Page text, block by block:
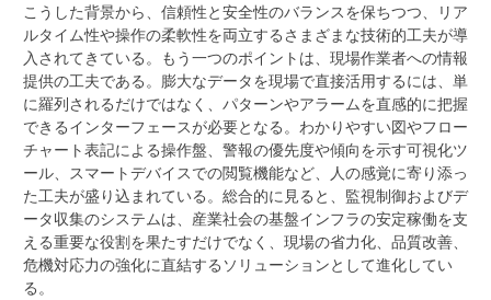
こうした背景から、信頼性と安全性のバランスを保ちつつ、リア
ルタイム性や操作の柔軟性を両立するさまざまな技術的工夫が導
入されてきている。もう一つのポイントは、現場作業者への情報
提供の工夫である。膨大なデータを現場で直接活用するには、単
に羅列されるだけではなく、パターンやアラームを直感的に把握
できるインターフェースが必要となる。わかりやすい図やフロー
チャート表記による操作盤、警報の優先度や傾向を示す可視化ツ
ール、スマートデバイスでの閲覧機能など、人の感覚に寄り添っ
た工夫が盛り込まれている。総合的に見ると、監視制御およびデ
ータ収集のシステムは、産業社会の基盤インフラの安定稼働を支
える重要な役割を果たすだけでなく、現場の省力化、品質改善、
危機対応力の強化に直結するソリューションとして進化してい
る。